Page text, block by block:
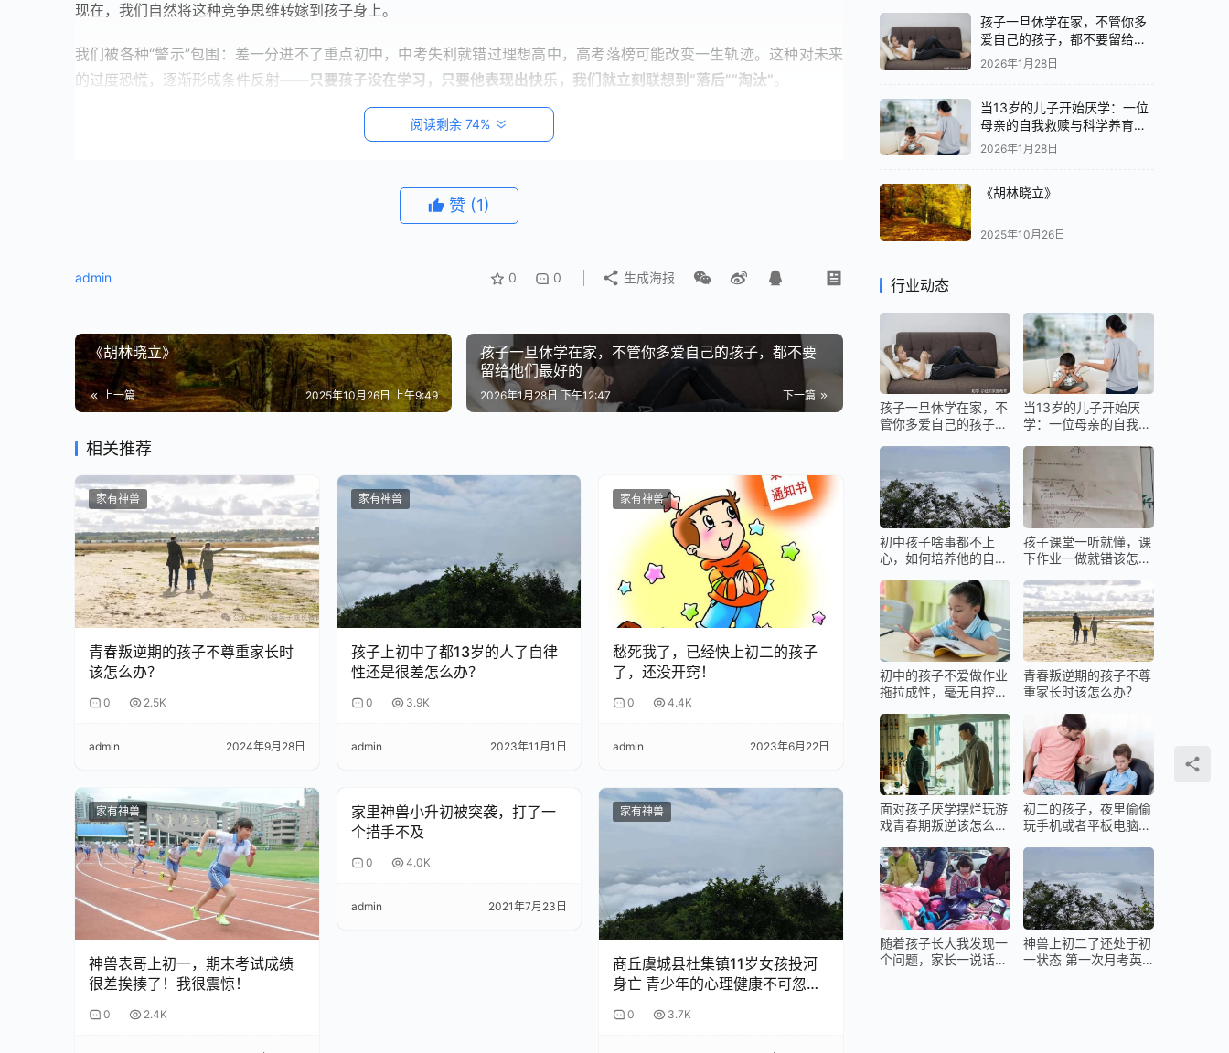
现在，我们自然将这种竞争思维转嫁到孩子身上。
我们被各种“警示”包围：差一分进不了重点初中，中考失利就错过理想高中，高考落榜可能改变一生轨迹。这种对未来
的过度恐慌，逐渐形成条件反射—— 只要孩子没在学习，只要他表现出快乐，我们就立刻联想到“落后”“淘汰”。
在我们的认知中，快乐与前途被错误对立：多快乐一分，未来就少一分保障。然而，心理学研究指出，
03 科学视角：父母的“教育焦虑”如何成为厌学推手
教育心理学研究表明，父母的过度干预与孩子的学业动机下降存在显著相关。当我们不断强调学习的重要性、时刻监督
更值得关注的是，青春期大脑正在经历第二次重要发育，特别是负责情绪调节的边缘系统和负责理性思考的前额叶皮层
之间的连接。持续的高压环境会激活应激反应系统，长期释放皮质醇，这不仅影响学习记忆能力，还可能引发情绪障
碍。
此外，社会比较理论指出，当孩子感知到父母将自己与他人频繁比较时，会产生两种反应：要么过度竞争导致焦虑，要
么彻底放弃以避免失败。许多厌学的孩子属于后者——他们不是不想成功，而是害怕在竞争中失败，于是选择“不参与”
作为自我保护。
04 科学养育的两大支柱：从自我调整到亲子关系重建
明白了这些道理后，我决心改变。在专业指导下，我采取了两项基于心理学和教育学原理的调整策略：
阅读剩余 74%
赞 (1)
admin 0 0 生成海报
《胡林晓立》
上一篇 2025年10月26日 上午9:49
孩子一旦休学在家，不管你多爱自己的孩子，都不要
留给他们最好的
下一篇
2026年1月28日 下午12:47
相关推荐
家有神兽
青春叛逆期的孩子不尊重家长时
该怎么办？
0 2.5K
admin 2024年9月28日
家有神兽
孩子上初中了都13岁的人了自律
性还是很差怎么办？
0 3.9K
admin 2023年11月1日
家有神兽
愁死我了，已经快上初二的孩子
了，还没开窍！
0 4.4K
admin 2023年6月22日
家有神兽
神兽表哥上初一，期末考试成绩
很差挨揍了！我很震惊！
0 2.4K
家有神兽
家里神兽小升初被突袭，打了一
个措手不及
0 4.0K
admin 2021年7月23日
家有神兽
商丘虞城县杜集镇11岁女孩投河
身亡 青少年的心理健康不可忽
0 3.7K
孩子一旦休学在家，不管你多
爱自己的孩子，都不要留给他
们最好的
2026年1月28日
当13岁的儿子开始厌学：一位
母亲的自我救赎与科学养育之
路
2026年1月28日
《胡林晓立》
2025年10月26日
行业动态
孩子一旦休学在家，不
管你多爱自己的孩子，
当13岁的儿子开始厌
学：一位母亲的自我救
初中孩子啥事都不上
心，如何培养他的自主
孩子课堂一听就懂，课
下作业一做就错该怎么
初中的孩子不爱做作业
拖拉成性，毫无自控力
青春叛逆期的孩子不尊
重家长时该怎么办？
面对孩子厌学摆烂玩游
戏青春期叛逆该怎么
初二的孩子，夜里偷偷
玩手机或者平板电脑该
随着孩子长大我发现一
个问题，家长一说话孩
神兽上初二了还处于初
一状态 第一次月考英